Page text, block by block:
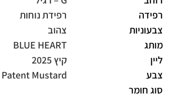
רפידה
רפידת נוחות
צבעוניות
צהוב
מותג
BLUE HEART
ליין
קיץ 2025
צבע
Patent Mustard
סוג חומר